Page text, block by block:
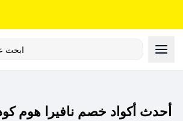
ابحث
أحدث أكواد خصم نافيرا هوم